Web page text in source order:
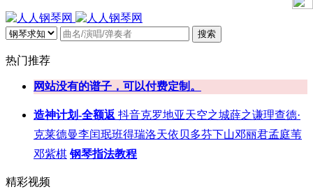
搜索
热门推荐
网站没有的谱子，可以付费定制。
造神计划-全额返 抖音克罗地亚天空之城薛之谦理查德·
克莱德曼李闰珉班得瑞洛天依贝多芬下山邓丽君孟庭苇
邓紫棋 钢琴指法教程
精彩视频